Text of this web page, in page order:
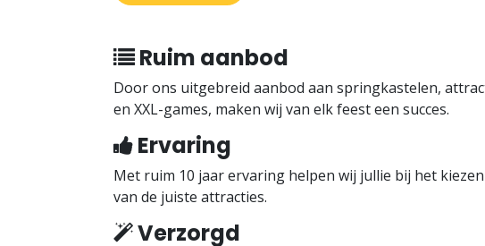
Ruim aanbod
Door ons uitgebreid aanbod aan springkastelen,
en XXL-games, maken wij van elk feest een succes.
Ervaring
Met ruim 10 jaar ervaring helpen wij jullie bij het kiezen
van de juiste attracties.
Verzorgd